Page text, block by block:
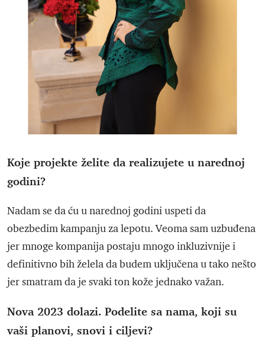
Koje projekte želite da realizujete u narednoj
godini?
Nadam se da ću u narednoj godini uspeti da
obezbedim kampanju za lepotu. Veoma sam uzbuđena
jer mnoge kompanija postaju mnogo inkluzivnije i
definitivno bih želela da budem uključena u tako nešto
jer smatram da je svaki ton kože jednako važan.
Nova 2023 dolazi. Podelite sa nama, koji su
vaši planovi, snovi i ciljevi?